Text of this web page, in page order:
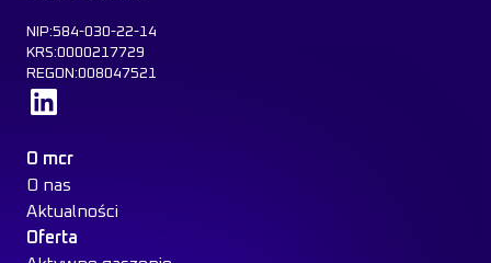
NIP:584-030-22-14
KRS:0000217729
REGON:008047521
O mcr
O nas
Aktualności
Oferta